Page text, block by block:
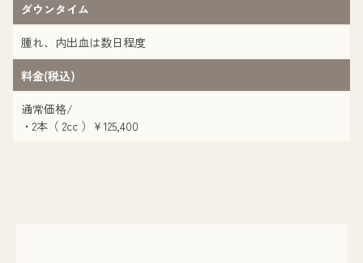
ダウンタイム
腫れ、内出血は数日程度
料金(税込)
通常価格/
・2本（ 2cc ）¥125,400